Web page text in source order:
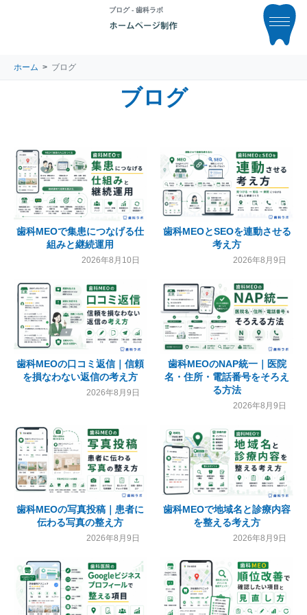
ブログ - 歯科ラボ
ホーム ブログ
ブログ
歯科MEOで集患につなげる仕
組みと継続運用
2026年8月10日
歯科MEOとSEOを連動させる
考え方
2026年8月9日
歯科MEOの口コミ返信｜信頼
を損なわない返信の考え方
2026年8月9日
歯科MEOのNAP統一｜医院
名・住所・電話番号をそろえ
る方法
2026年8月9日
歯科MEOの写真投稿｜患者に
伝わる写真の整え方
2026年8月9日
歯科MEOで地域名と診療内容
を整える考え方
2026年8月9日